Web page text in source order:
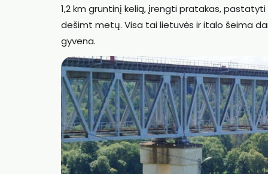
1,2 km gruntinį kelią, įrengti pratakas,
dešimt metų. Visa tai lietuvės ir italo šeima
gyvena.